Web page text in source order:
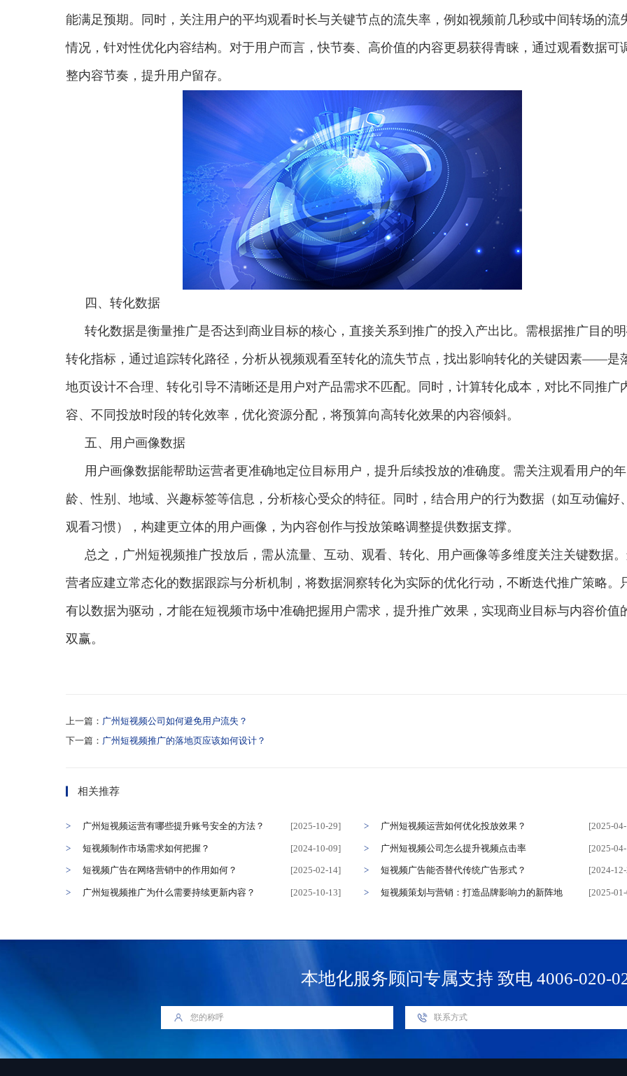
能满足预期。同时，关注用户的平均观看时长与关键节点的流失率，例如视频前几秒或中间转场的流
情况，针对性优化内容结构。对于用户而言，快节奏、高价值的内容更易获得青睐，通过观看数据可
整内容节奏，提升用户留存。
四、转化数据
转化数据是衡量推广是否达到商业目标的核心，直接关系到推广的投入产出比。需根据推广目的
转化指标，通过追踪转化路径，分析从视频观看至转化的流失节点，找出影响转化的关键因素——是
地页设计不合理、转化引导不清晰还是用户对产品需求不匹配。同时，计算转化成本，对比不同推广
容、不同投放时段的转化效率，优化资源分配，将预算向高转化效果的内容倾斜。
五、用户画像数据
用户画像数据能帮助运营者更准确地定位目标用户，提升后续投放的准确度。需关注观看用户的年
龄、性别、地域、兴趣标签等信息，分析核心受众的特征。同时，结合用户的行为数据（如互动偏好、
观看习惯），构建更立体的用户画像，为内容创作与投放策略调整提供数据支撑。
总之，广州短视频推广投放后，需从流量、互动、观看、转化、用户画像等多维度关注关键数据
营者应建立常态化的数据跟踪与分析机制，将数据洞察转化为实际的优化行动，不断迭代推广策略。
有以数据为驱动，才能在短视频市场中准确把握用户需求，提升推广效果，实现商业目标与内容价值
双赢。
上一篇： 广州短视频公司如何避免用户流失？
下一篇： 广州短视频推广的落地页应该如何设计？
相关推荐
广州短视频运营有哪些提升账号安全的方法？ [2025-10-29] 广州短视频运营如何优化投放效果？ [2025-
短视频制作市场需求如何把握？ [2024-10-09] 广州短视频公司怎么提升视频点击率 [2025-
短视频广告在网络营销中的作用如何？ [2025-02-14] 短视频广告能否替代传统广告形式？ [2024-
广州短视频推广为什么需要持续更新内容？ [2025-10-13] 短视频策划与营销：打造品牌影响力的新阵地 [2025-
本地化服务顾问专属支持致电 4006-020-